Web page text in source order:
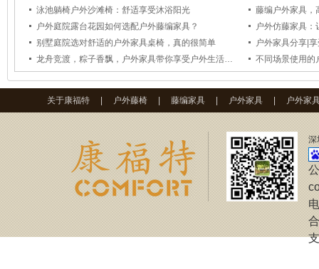
泳池躺椅户外沙滩椅：舒适享受沐浴阳光
藤编户外家具，
户外庭院露台花园如何选配户外藤编家具？
户外仿藤家具
别墅庭院选对舒适的户外家具桌椅，真的很简单
户外家具分享|
龙舟竞渡，粽子香飘，户外家具带你享受户外生活更能突显节日气氛
不同场景使用的
关于康福特 户外藤椅 藤编家具 户外家具 户外家
深